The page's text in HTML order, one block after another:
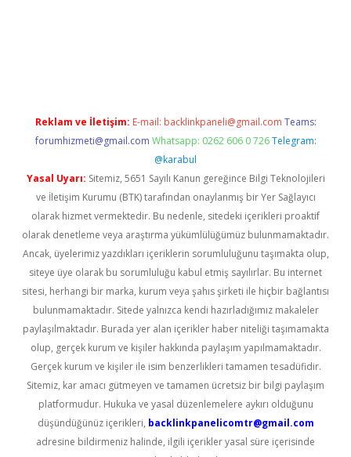
Reklam ve İletişim: E-mail: backlinkpaneli@gmail.com Teams:
forumhizmeti@gmail.com Whatsapp: 0262 606 0 726 Telegram:
@karabul
Yasal Uyarı: Sitemiz, 5651 Sayılı Kanun gereğince Bilgi Teknolojileri
ve İletişim Kurumu (BTK) tarafından onaylanmış bir Yer Sağlayıcı
olarak hizmet vermektedir. Bu nedenle, sitedeki içerikleri proaktif
olarak denetleme veya araştırma yükümlülüğümüz bulunmamaktadır.
Ancak, üyelerimiz yazdıkları içeriklerin sorumluluğunu taşımakta olup,
siteye üye olarak bu sorumluluğu kabul etmiş sayılırlar. Bu internet
sitesi, herhangi bir marka, kurum veya şahıs şirketi ile hiçbir bağlantısı
bulunmamaktadır. Sitede yalnızca kendi hazırladığımız makaleler
paylaşılmaktadır. Burada yer alan içerikler haber niteliği taşımamakta
olup, gerçek kurum ve kişiler hakkında paylaşım yapılmamaktadır.
Gerçek kurum ve kişiler ile isim benzerlikleri tamamen tesadüfidir.
Sitemiz, kar amacı gütmeyen ve tamamen ücretsiz bir bilgi paylaşım
platformudur. Hukuka ve yasal düzenlemelere aykırı olduğunu
düşündüğünüz içerikleri, backlinkpanelicomtr@gmail.com
adresine bildirmeniz halinde, ilgili içerikler yasal süre içerisinde